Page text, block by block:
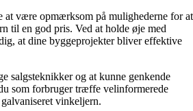
at være opmærksom på mulighederne for at
til en god pris. Ved at holde øje med
at dine byggeprojekter bliver effektive
salgsteknikker og at kunne genkende
som forbruger træffe velinformerede
vinkeljern.